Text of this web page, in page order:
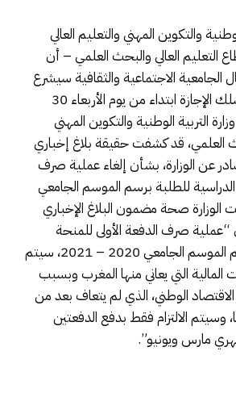
والتكوين المهني والتعليم العالي
التعليم العالي والبحث العلمي – أن
الجامعية الاجتماعية والثقافية سيشرع
في صرف منح طلبة سلك الإجازة ابتداء من يوم الأربعاء 30
وكانت وزارة التربية الوطنية والتكوين المهني
العلمي، قد كشفت حقيقة بلاغ إخباري
عن الوزارة، بشأن إلغاء عملية صرف
الدراسية للطلبة برسم الموسم الجامعي
ونفت الوزارة صحة مضمون البلاغ الإخباري
“عملية صرف الدفعة الأولى للمنحة
الدراسية للطلبة برسم الموسم الجامعي 2020 – 2021، سيتم
المالية التي يعاني منها المغرب وبسبب
الوطني، الذي لم يتعاف بعد من
وسيتم الالتزام فقط بدفع الدفعتين
مارس ويونيو”.